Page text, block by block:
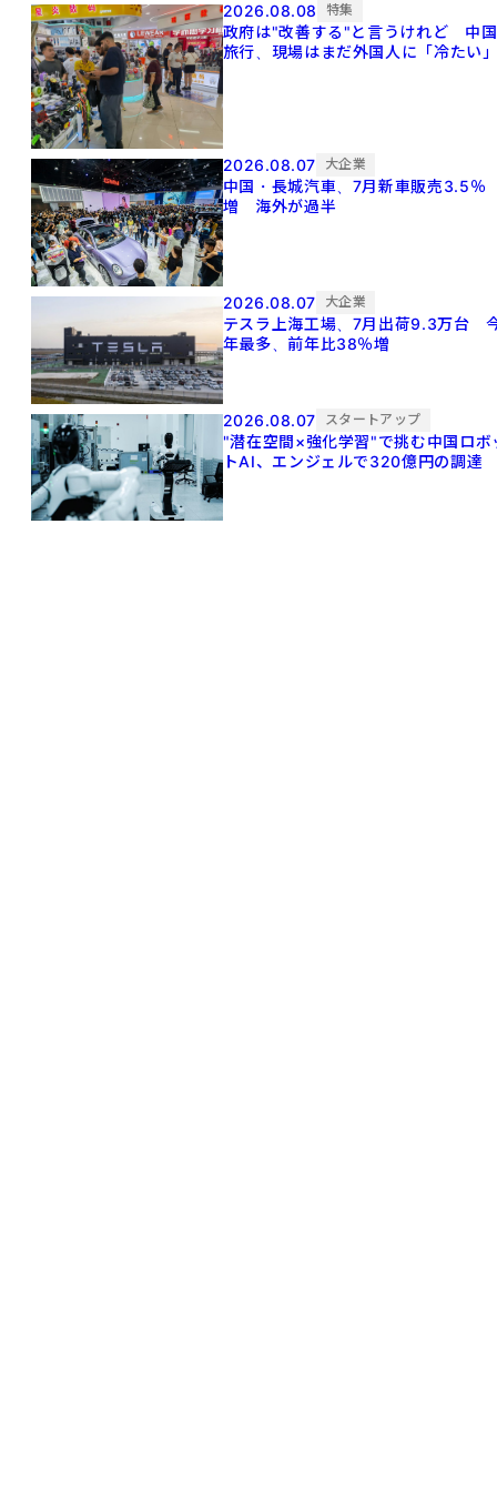
2026.08.08 特集
政府は"改善する"と言うけれど 中国
旅行、現場はまだ外国人に「冷たい
2026.08.07 大企業
中国・長城汽車、7月新車販売3.5％
増 海外が過半
2026.08.07 大企業
テスラ上海工場、7月出荷9.3万台
年最多、前年比38％増
2026.08.07 スタートアップ
"潜在空間×強化学習"で挑む中国ロボ
トAI、エンジェルで320億円の調達